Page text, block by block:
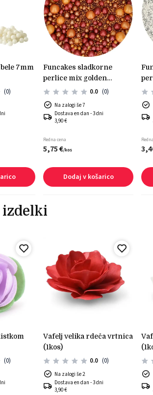
(0)
funcakes sladkorne
perlice mix golden
passion 80g
0.0 (0)
Na zalogi še 7
Dostava en dan - 3 dni
3,90 €
Redna cena
5,75€/kos
Dodaj v košarico
funcakes sladkorne
3,
izdelki
(0)
vafelj velika rdeča vrtnica
(1kos)
0.0 (0)
Na zalogi še 2
Dostava en dan - 3 dni
3,90 €
vafelj velika bela vrtnica